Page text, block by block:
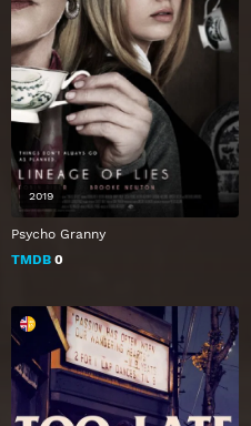
Psycho Granny
TMDB 0
2019